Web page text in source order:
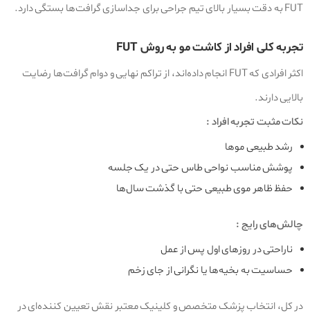
FUT به دقت بسیار بالای تیم جراحی برای جداسازی گرافت‌ها بستگی دارد.
تجربه کلی افراد از کاشت مو به روش FUT
اکثر افرادی که FUT انجام داده‌اند، از تراکم نهایی و دوام گرافت‌ها رضایت
بالایی دارند.
نکات مثبت تجربه افراد :
رشد طبیعی موها
پوشش مناسب نواحی طاس حتی در یک جلسه
حفظ ظاهر موی طبیعی حتی با گذشت سال‌ها
چالش‌های رایج :
ناراحتی در روزهای اول پس از عمل
حساسیت به بخیه‌ها یا نگرانی از جای زخم
در کل، انتخاب پزشک متخصص و کلینیک معتبر نقش تعیین‌ کننده‌ای در